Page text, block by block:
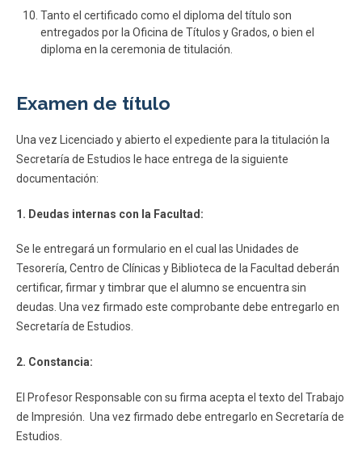
Tanto el certificado como el diploma del título son
entregados por la Oficina de Títulos y Grados, o bien el
diploma en la ceremonia de titulación.
Examen de título
Una vez Licenciado y abierto el expediente para la titulación la
Secretaría de Estudios le hace entrega de la siguiente
documentación:
1. Deudas internas con la Facultad:
Se le entregará un formulario en el cual las Unidades de
Tesorería, Centro de Clínicas y Biblioteca de la Facultad deberán
certificar, firmar y timbrar que el alumno se encuentra sin
deudas. Una vez firmado este comprobante debe entregarlo en
Secretaría de Estudios.
2. Constancia:
El Profesor Responsable con su firma acepta el texto del Trabajo
de Impresión. Una vez firmado debe entregarlo en Secretaría de
Estudios.